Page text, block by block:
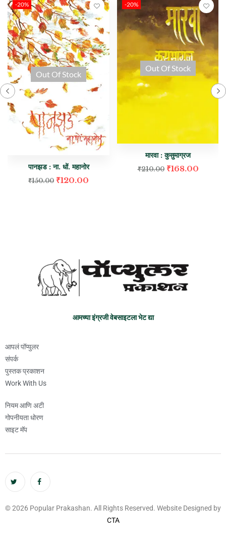
-20%
Out Of Stock
पानझड : ना. धों. महानोर
₹150.00 ₹120.00
-20%
Out Of Stock
मारवा : कुसुमाग्रज
₹210.00 ₹168.00
आमच्या इंग्रजी वेबसाइटला भेट द्या
आपलं पॉप्युलर
संपर्क
पुस्तक प्रकाशन
Work With Us
नियम आणि अटी
गोपनीयता धोरण
साइट मॅप
© 2026 Popular Prakashan. All Rights Reserved. Website Designed by
CTA